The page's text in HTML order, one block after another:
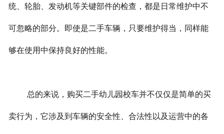
统、轮胎、发动机等关键部件的检查，都是日常维护中不
可忽略的部分。即使是二手车辆，只要维护得当，同样能
够在使用中保持良好的性能。
总的来说，购买二手幼儿园校车并不仅仅是简单的买
卖行为，它涉及到车辆的安全性、合法性以及运营中的各